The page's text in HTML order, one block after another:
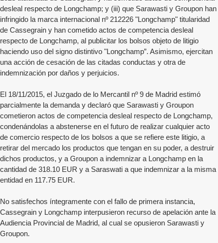
desleal respecto de Longchamp; y (iii) que Sarawasti y Groupon han
infringido la marca internacional nº 212226 "Longchamp" titularidad
de Cassegrain y han cometido actos de competencia desleal
respecto de Longchamp, al publicitar los bolsos objeto de litigio
haciendo uso del signo distintivo "Longchamp”. Asimismo, ejercitan
una acción de cesación de las citadas conductas y otra de
indemnización por daños y perjuicios.
El 18/11/2015, el Juzgado de lo Mercantil nº 9 de Madrid estimó
parcialmente la demanda y declaró que Sarawasti y Groupon
cometieron actos de competencia desleal respecto de Longchamp,
condenándolas a abstenerse en el futuro de realizar cualquier acto
de comercio respecto de los bolsos a que se refiere este litigio, a
retirar del mercado los productos que tengan en su poder, a destruir
dichos productos, y a Groupon a indemnizar a Longchamp en la
cantidad de 318.10 EUR y a Saraswati a que indemnizar a la misma
entidad en 117.75 EUR.
No satisfechos íntegramente con el fallo de primera instancia,
Cassegrain y Longchamp interpusieron recurso de apelación ante la
Audiencia Provincial de Madrid, al cual se opusieron Sarawasti y
Groupon.